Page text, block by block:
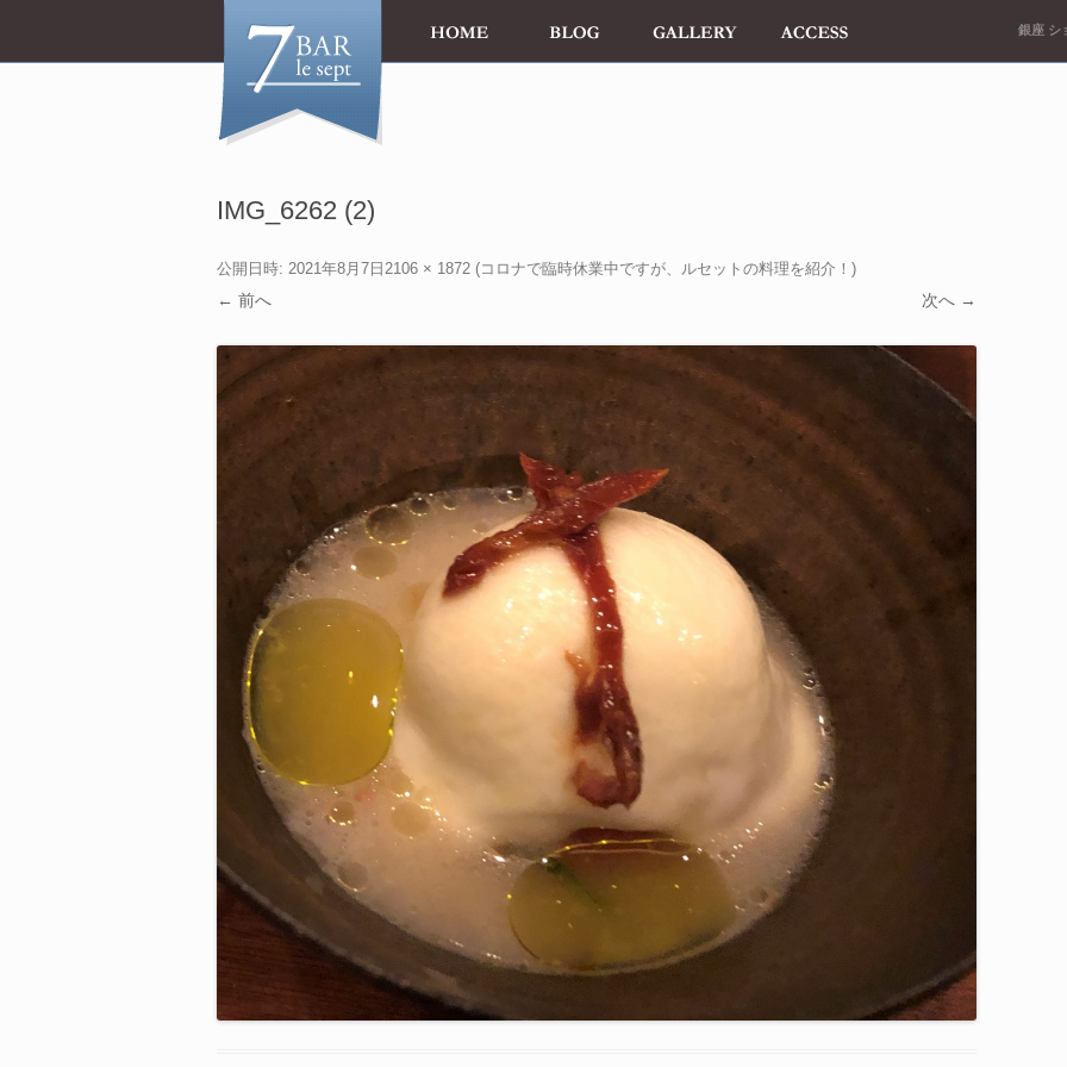
銀座 シ
IMG_6262 (2)
公開日時: 2021年8月7日 2106 × 1872 (コロナで臨時休業中ですが、ルセットの料理を紹介！ )
← 前へ 次へ →